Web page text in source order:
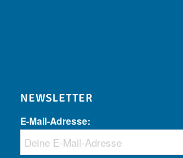
NEWSLETTER
E-Mail-Adresse: